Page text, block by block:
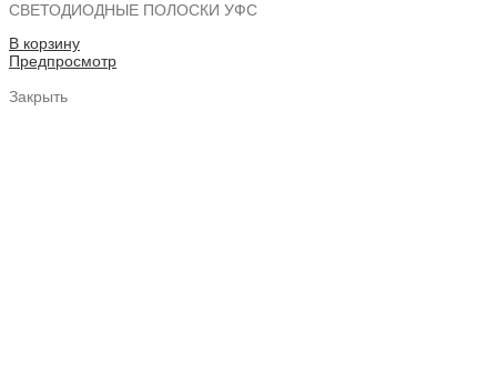
СВЕТОДИОДНЫЕ ПОЛОСКИ УФС
В корзину
Предпросмотр
Закрыть